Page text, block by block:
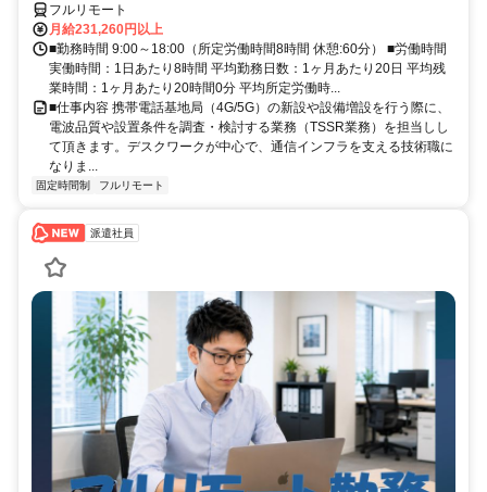
フルリモート
月給231,260円以上
■勤務時間 9:00～18:00（所定労働時間8時間 休憩:60分） ■労働時間
実働時間：1日あたり8時間 平均勤務日数：1ヶ月あたり20日 平均残
業時間：1ヶ月あたり20時間0分 平均所定労働時...
■仕事内容 携帯電話基地局（4G/5G）の新設や設備増設を行う際に、
電波品質や設置条件を調査・検討する業務（TSSR業務）を担当しし
て頂きます。デスクワークが中心で、通信インフラを支える技術職に
なりま...
固定時間制 フルリモート
派遣社員